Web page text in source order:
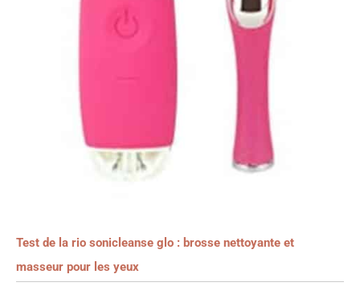
Test de la rio sonicleanse glo : brosse nettoyante et
masseur pour les yeux